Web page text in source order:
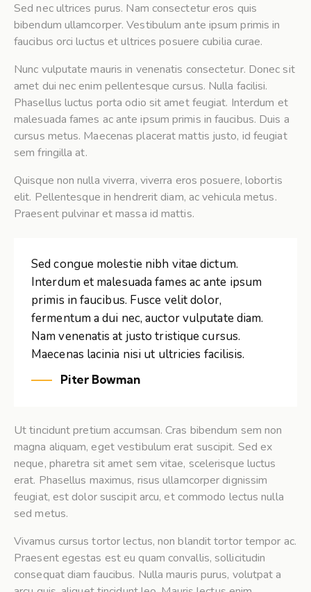
Sed nec ultrices purus. Nam consectetur eros quis
bibendum ullamcorper. Vestibulum ante ipsum primis in
faucibus orci luctus et ultrices posuere cubilia curae.
Nunc vulputate mauris in venenatis consectetur. Donec sit
amet dui nec enim pellentesque cursus. Nulla facilisi.
Phasellus luctus porta odio sit amet feugiat. Interdum et
malesuada fames ac ante ipsum primis in faucibus. Duis a
cursus metus. Maecenas placerat mattis justo, id feugiat
sem fringilla at.
Quisque non nulla viverra, viverra eros posuere, lobortis
elit. Pellentesque in hendrerit diam, ac vehicula metus.
Praesent pulvinar et massa id mattis.
Sed congue molestie nibh vitae dictum.
Interdum et malesuada fames ac ante ipsum
primis in faucibus. Fusce velit dolor,
fermentum a dui nec, auctor vulputate diam.
Nam venenatis at justo tristique cursus.
Maecenas lacinia nisi ut ultricies facilisis.
Piter Bowman
Ut tincidunt pretium accumsan. Cras bibendum sem non
magna aliquam, eget vestibulum erat suscipit. Sed ex
neque, pharetra sit amet sem vitae, scelerisque luctus
erat. Phasellus maximus, risus ullamcorper dignissim
feugiat, est dolor suscipit arcu, et commodo lectus nulla
sed metus.
Vivamus cursus tortor lectus, non blandit tortor tempor ac.
Praesent egestas est eu quam convallis, sollicitudin
consequat diam faucibus. Nulla mauris purus, volutpat a